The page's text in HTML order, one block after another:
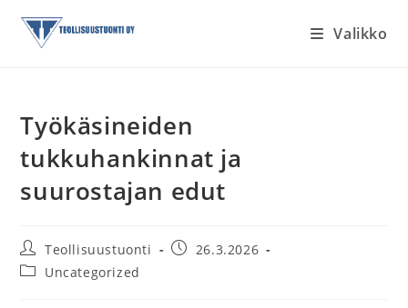
suoraan
Valikko
Työkäsineiden
tukkuhankinnat ja
suurostajan edut
Artikkelin
kirjoittaja:
Teollisuustuonti
Artikkeli26.3.2026
Artikkelin
Uncategorized